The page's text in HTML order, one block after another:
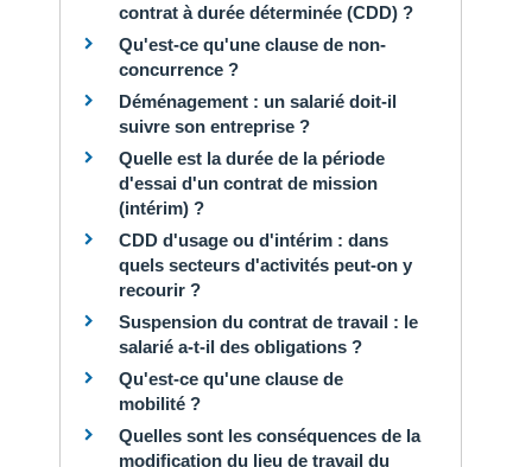
contrat à durée déterminée (CDD) ?
Qu'est-ce qu'une clause de non-
concurrence ?
Déménagement : un salarié doit-il
suivre son entreprise ?
Quelle est la durée de la période
d'essai d'un contrat de mission
(intérim) ?
CDD d'usage ou d'intérim : dans
quels secteurs d'activités peut-on y
recourir ?
Suspension du contrat de travail : le
salarié a-t-il des obligations ?
Qu'est-ce qu'une clause de
mobilité ?
Quelles sont les conséquences de la
modification du lieu de travail du